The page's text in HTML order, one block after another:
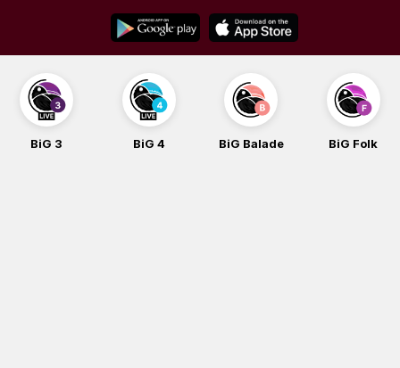
content
BiG 3 BiG 4 BiG Balade BiG Folk